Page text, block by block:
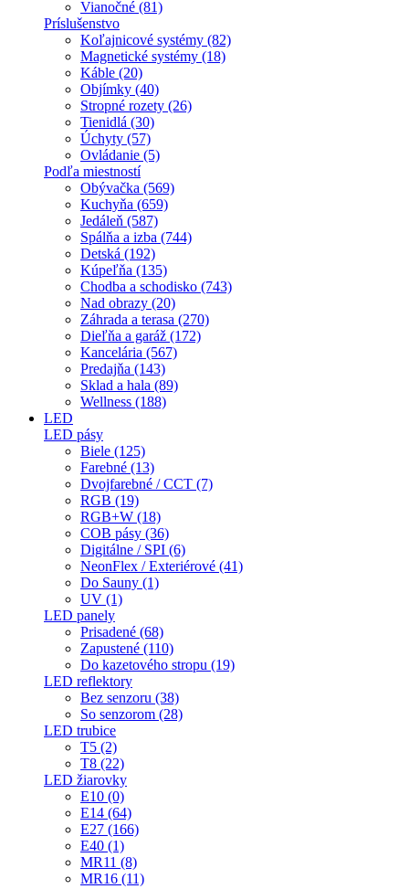
Vianočné (81)
Príslušenstvo
Koľajnicové systémy (82)
Magnetické systémy (18)
Káble (20)
Objímky (40)
Stropné rozety (26)
Tienidlá (30)
Úchyty (57)
Ovládanie (5)
Podľa miestností
Obývačka (569)
Kuchyňa (659)
Jedáleň (587)
Spálňa a izba (744)
Detská (192)
Kúpeľňa (135)
Chodba a schodisko (743)
Nad obrazy (20)
Záhrada a terasa (270)
Dieľňa a garáž (172)
Kancelária (567)
Predajňa (143)
Sklad a hala (89)
Wellness (188)
LED
LED pásy
Biele (125)
Farebné (13)
Dvojfarebné / CCT (7)
RGB (19)
RGB+W (18)
COB pásy (36)
Digitálne / SPI (6)
NeonFlex / Exteriérové (41)
Do Sauny (1)
UV (1)
LED panely
Prisadené (68)
Zapustené (110)
Do kazetového stropu (19)
LED reflektory
Bez senzoru (38)
So senzorom (28)
LED trubice
T5 (2)
T8 (22)
LED žiarovky
E10 (0)
E14 (64)
E27 (166)
E40 (1)
MR11 (8)
MR16 (11)